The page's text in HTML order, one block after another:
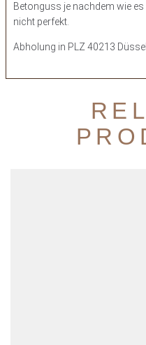
Betonguss je nachdem wie
nicht perfekt.
Abholung in PLZ 40213